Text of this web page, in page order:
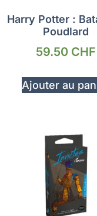
Harry Potter :
Poudlard
59.50 CHF
Ajouter au